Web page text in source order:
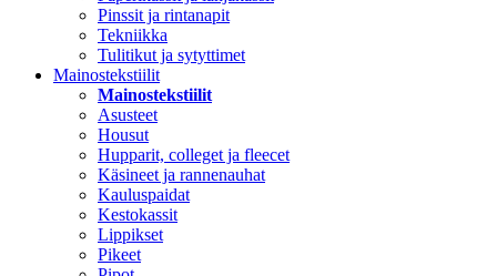
Pinssit ja rintanapit
Tekniikka
Tulitikut ja sytyttimet
Mainostekstiilit
Mainostekstiilit
Asusteet
Housut
Hupparit, colleget ja fleecet
Käsineet ja rannenauhat
Kauluspaidat
Kestokassit
Lippikset
Pikeet